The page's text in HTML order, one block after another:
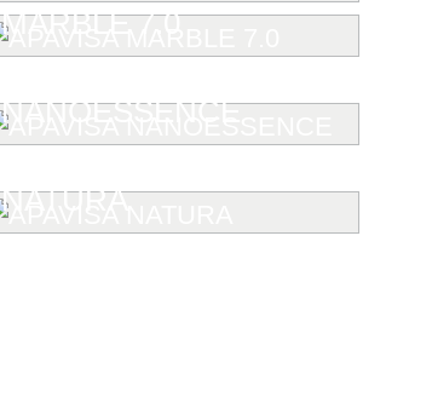
MARBLE 7.0
NANOESSENCE
NATURA